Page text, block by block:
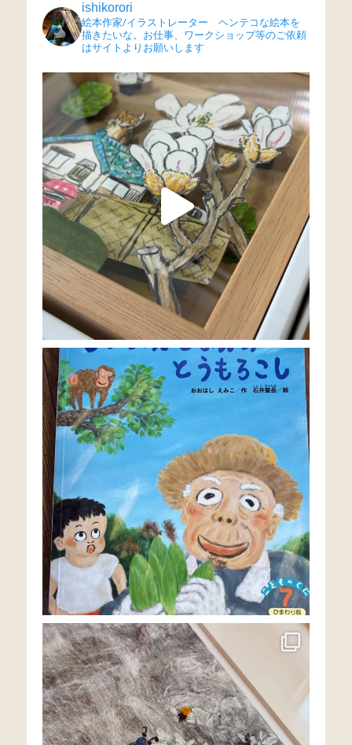
ishikorori
絵本作家/イラストレーター ヘンテコな絵本を
描きたいな。お仕事、ワークショップ等のご依頼
はサイトよりお願いします